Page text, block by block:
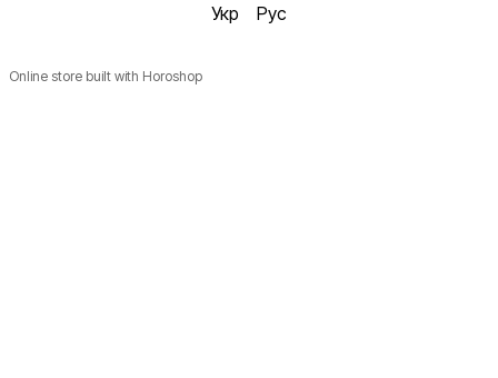
Укр Рус
Online store built with Horoshop